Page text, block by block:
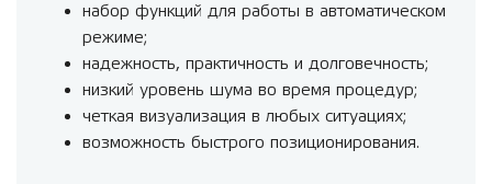
набор функций для работы в автоматическом
режиме;
надежность, практичность и долговечность;
низкий уровень шума во время процедур;
четкая визуализация в любых ситуациях;
возможность быстрого позиционирования.